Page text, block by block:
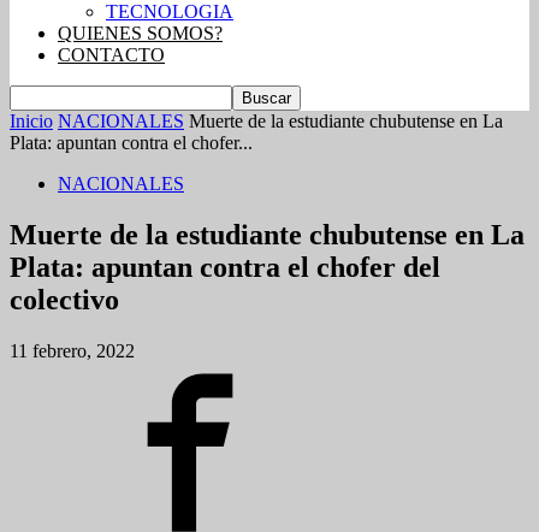
TECNOLOGIA
QUIENES SOMOS?
CONTACTO
Inicio NACIONALES Muerte de la estudiante chubutense en La
Plata: apuntan contra el chofer...
NACIONALES
Muerte de la estudiante chubutense en La
Plata: apuntan contra el chofer del
colectivo
11 febrero, 2022